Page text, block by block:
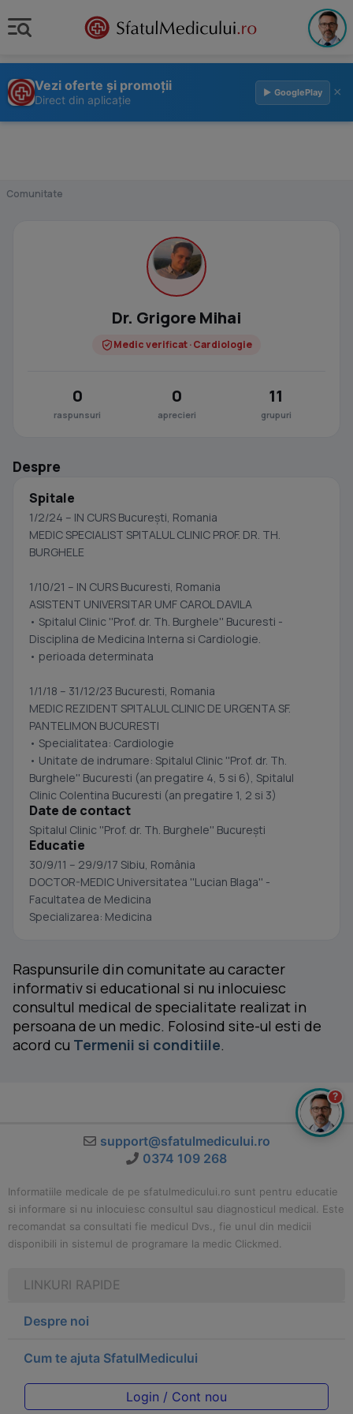
Vezi oferte și promoții
Direct din aplicație
▶ GooglePlay ×
Comunitate
Dr. Grigore Mihai
Medic verificat · Cardiologie
0
raspunsuri
0
aprecieri
11
grupuri
Despre
Spitale
1/2/24 – IN CURS București, Romania
MEDIC SPECIALIST SPITALUL CLINIC PROF. DR. TH.
BURGHELE
1/10/21 – IN CURS Bucuresti, Romania
ASISTENT UNIVERSITAR UMF CAROL DAVILA
• Spitalul Clinic ''Prof. dr. Th. Burghele'' Bucuresti -
Disciplina de Medicina Interna si Cardiologie.
• perioada determinata
1/1/18 – 31/12/23 Bucuresti, Romania
MEDIC REZIDENT SPITALUL CLINIC DE URGENTA SF.
PANTELIMON BUCURESTI
• Specialitatea: Cardiologie
• Unitate de indrumare: Spitalul Clinic ''Prof. dr. Th.
Burghele'' Bucuresti (an pregatire 4, 5 si 6), Spitalul
Clinic Colentina Bucuresti (an pregatire 1, 2 si 3)
Date de contact
Spitalul Clinic ''Prof. dr. Th. Burghele'' București
Educatie
30/9/11 – 29/9/17 Sibiu, România
DOCTOR-MEDIC Universitatea ''Lucian Blaga'' -
Facultatea de Medicina
Specializarea: Medicina
Raspunsurile din comunitate au caracter
informativ si educational si nu inlocuiesc
consultul medical de specialitate realizat in
persoana de un medic. Folosind site-ul esti de
acord cu Termenii si conditiile.
support@sfatulmedicului.ro
0374 109 268
Informatiile medicale de pe sfatulmedicului.ro sunt pentru educatie
si informare si nu inlocuiesc consultul sau diagnosticul medical. Este
recomandat sa consultati fie medicul Dvs., fie unul din medicii
disponibili in sistemul de programare la medic Clickmed.
LINKURI RAPIDE
Despre noi
Cum te ajuta SfatulMedicului
Login / Cont nou
?